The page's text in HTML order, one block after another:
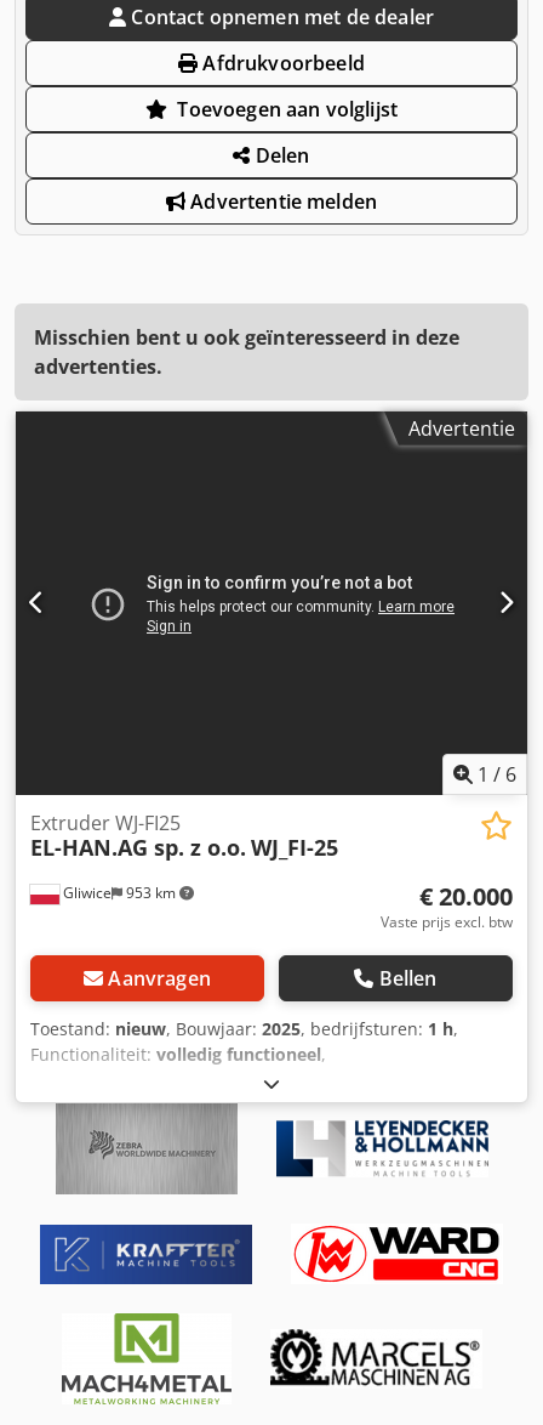
Contact opnemen met de dealer
Afdrukvoorbeeld
Toevoegen aan volglijst
Delen
Advertentie melden
Misschien bent u ook geïnteresseerd in deze
advertenties.
Advertentie
1 / 6
Gliwice 953 km
Extruder WJ-FI25
EL-HAN.AG sp. z o.o. WJ_FI-25
€ 20.000
Vaste prijs excl. btw
Aanvragen Bellen
Toestand: nieuw, Bouwjaar: 2025, bedrijfsturen: 1 h,
Functionaliteit: volledig functioneel,
1/10/2025
besturingskast:1.000 mm, Extruder FI 25, 3
verwarmingszones voor de cilinder + 2 verwarmingszones
voor de matrijskop, universele toepassing met een
genitrideerd plastificeersysteem. - Genitrideerd
mengpunt (voor hard PVC) - Uitgaand koppel op de schroef
636 Nm - maximale schroefsnelheid 80 tpm -
Schroefstartblokkering bij onvoldoende opwarming -
Cilinder uitgerust met koeling van het toevoergebied
(vloeistofkoeling) - 3 thermoregulatiezones cilinder -
Verwarmings- en koelingsunit (bandverwarmers,
koelluchtventilator) - Motorreductor van Lenze met 5,5 kW
motor - toevoer - Traploze snelheidsregeling via